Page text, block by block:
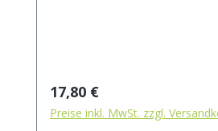
(Alpha-Tocopherol und
Arganöl vor allem auch zum
Haut vor freien Radikalen.
Regulärer Preis:
17,80 €
Preise inkl. MwSt. zzgl.